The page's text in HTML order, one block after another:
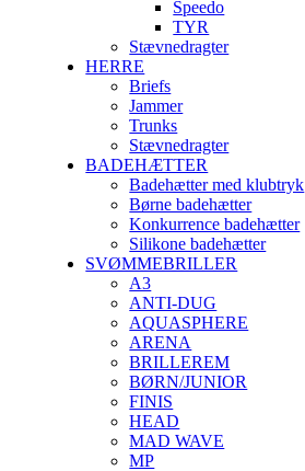
Speedo
TYR
Stævnedragter
HERRE
Briefs
Jammer
Trunks
Stævnedragter
BADEHÆTTER
Badehætter med klubtryk
Børne badehætter
Konkurrence badehætter
Silikone badehætter
SVØMMEBRILLER
A3
ANTI-DUG
AQUASPHERE
ARENA
BRILLEREM
BØRN/JUNIOR
FINIS
HEAD
MAD WAVE
MP